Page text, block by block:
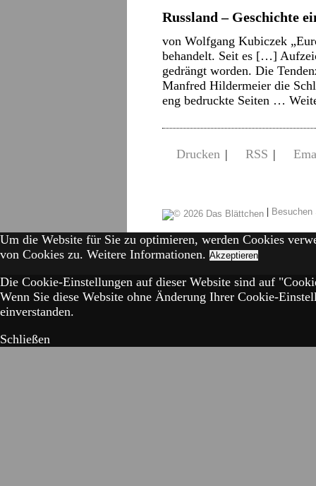
Russland – Geschichte
von Wolfgang Kubiczek
behandelt. Seit es […]
gedrängt worden. Die
Manfred Hildermeier die
eng bedruckte Seiten …
Drucken | RSS |
|
Um die Website für Sie zu optimieren, werden Cookies
von Cookies zu. Weitere Informationen. Akzeptieren
Die Cookie-Einstellungen auf dieser Website sind auf
Wenn Sie diese Website ohne Änderung Ihrer Cookie-
einverstanden.
Schließen